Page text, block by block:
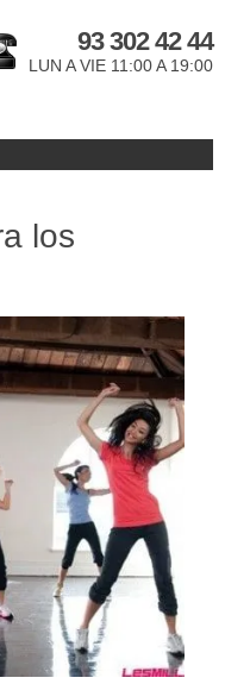
93 302 42 44
LUN A VIE 11:00 A 19:00
los